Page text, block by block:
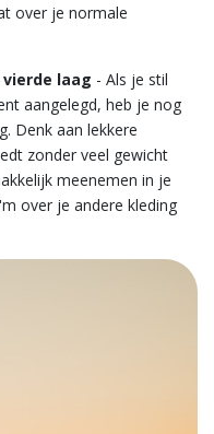
over je normale
laag - Als je stil
aangelegd, heb je nog
Denk aan lekkere
zonder veel gewicht
meenemen in je
over je andere kleding